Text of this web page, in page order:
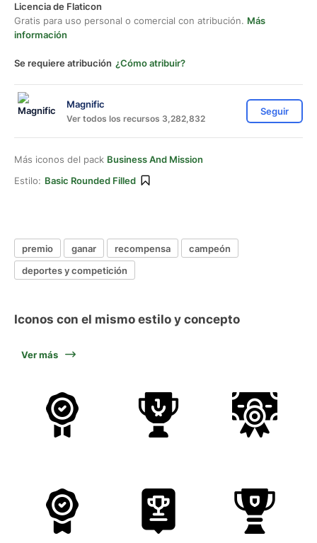
Licencia de Flaticon
Gratis para uso personal o comercial con atribución. Más
información
Se requiere atribución ¿Cómo atribuir?
Magnific
Ver todos los recursos 3,282,832
Seguir
Más iconos del pack Business And Mission
Estilo: Basic Rounded Filled
premio ganar recompensa
campeón
deportes y competición
Iconos con el mismo estilo y concepto
Ver más